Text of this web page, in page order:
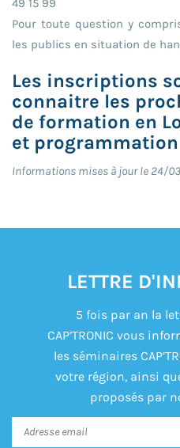
Pour toute question y
les publics en situation de
Les inscriptions
connaitre les
de formation en
et programmation
Informations mises à jour le 24/
LETTRE
5 fois par an la
CAP’TRONIC vous
les séminaires
votre région, ainsi
proposés par